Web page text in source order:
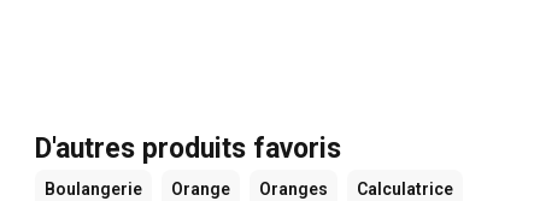
D'autres produits favoris
Boulangerie Orange Oranges Calculatrice